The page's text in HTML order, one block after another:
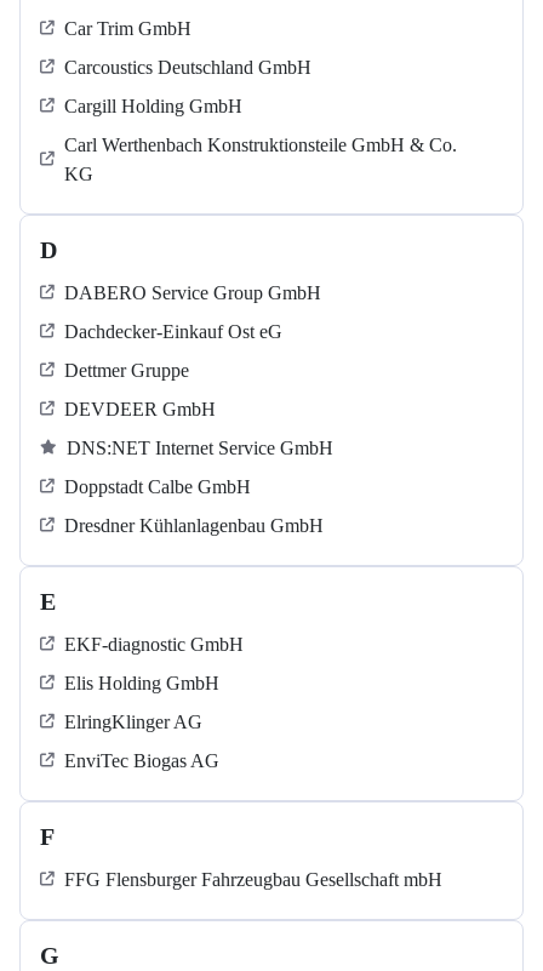
Car Trim GmbH
Carcoustics Deutschland GmbH
Cargill Holding GmbH
Carl Werthenbach Konstruktionsteile GmbH & Co.
KG
D
DABERO Service Group GmbH
Dachdecker-Einkauf Ost eG
Dettmer Gruppe
DEVDEER GmbH
DNS:NET Internet Service GmbH
Doppstadt Calbe GmbH
Dresdner Kühlanlagenbau GmbH
E
EKF-diagnostic GmbH
Elis Holding GmbH
ElringKlinger AG
EnviTec Biogas AG
F
FFG Flensburger Fahrzeugbau Gesellschaft mbH
G